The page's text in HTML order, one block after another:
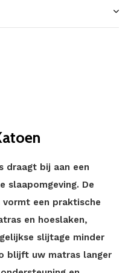
draagt bij aan een
slaapomgeving. De
een praktische
en hoeslaken,
slijtage minder
blijft uw matras langer